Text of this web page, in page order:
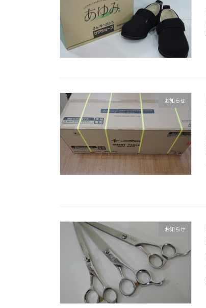
お知らせ
お知らせ